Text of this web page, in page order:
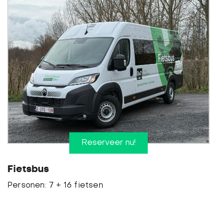
Reserveer nu!
Fietsbus
Personen: 7 + 16 fietsen